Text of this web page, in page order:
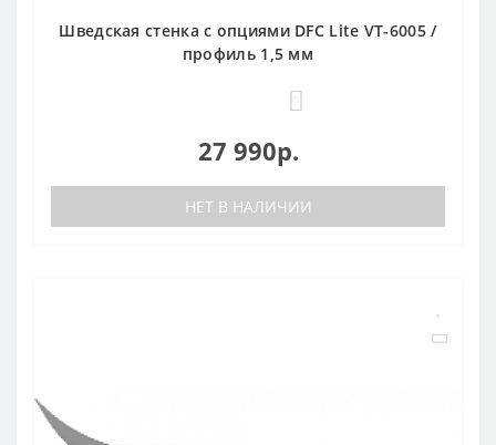
Шведская стенка с опциями DFC Lite VT-6005 /
профиль 1,5 мм
27 990р.
НЕТ В НАЛИЧИИ